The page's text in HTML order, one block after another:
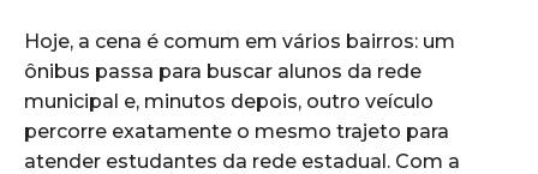
Hoje, a cena é comum em vários bairros: um
ônibus passa para buscar alunos da rede
municipal e, minutos depois, outro veículo
percorre exatamente o mesmo trajeto para
atender estudantes da rede estadual. Com a